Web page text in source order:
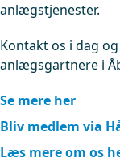
anlægstjenester.
Kontakt os i dag
anlægsgartnere i
Se mere her
Bliv medlem via
Læs mere om os